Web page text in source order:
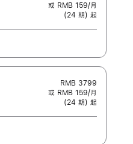
或 RMB 159/月
(24 期) 起
RMB 3799
或 RMB 159/月
(24 期) 起